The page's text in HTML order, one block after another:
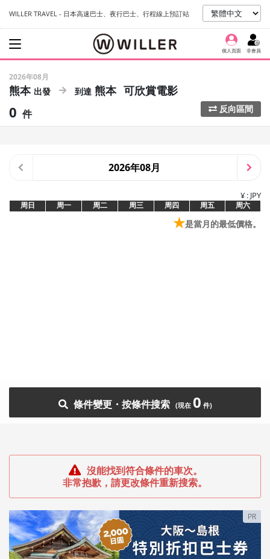
WILLER TRAVEL - 日本高速巴士、夜行巴士、行程線上預訂站
個人頁面 非會員
2026年08月
熊本 熊本 可欣賞電影
0 件 反向區間
2026年08月
¥ : JPY
周日 周一 周二 周三 周四 周五 周六
★是當月的最低價格。
條件變更・按條件搜索 0
沒能找到符合條件的車次。
非常抱歉，請更改條件重新搜索。
PR